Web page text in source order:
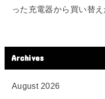
った充電器から買い替
Archives
August 2026